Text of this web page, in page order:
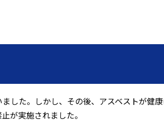
した。しかし、その後、アスベストが健
が実施されました。